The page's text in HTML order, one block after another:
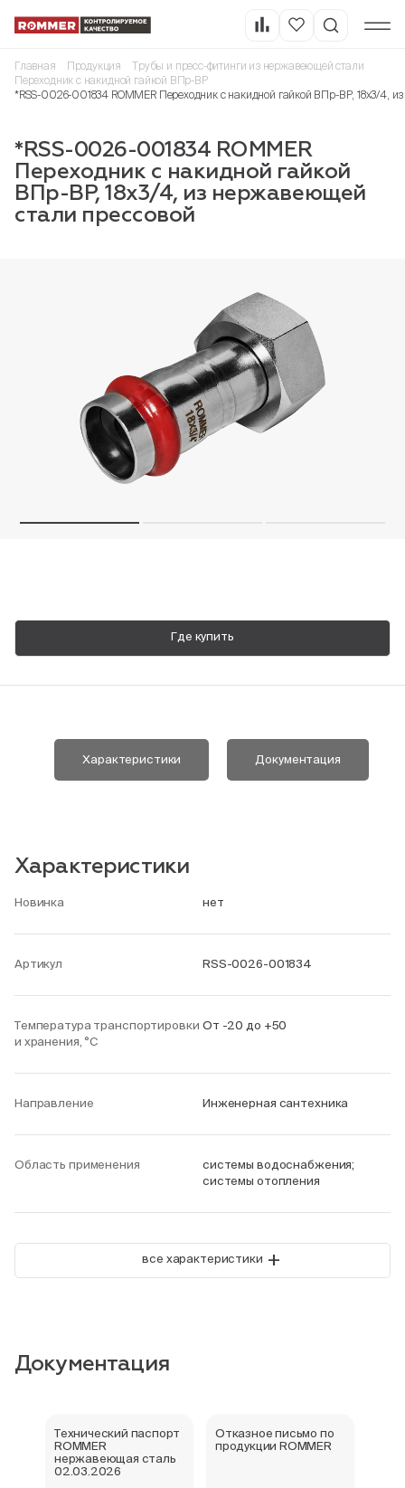
Главная Продукция
Трубы и пресс-фитинги из нержавеющей стали
Переходник с накидной гайкой ВПр-ВР
*RSS-0026-001834 ROMMER Переходник с накидной гайкой ВПр-ВР, 18х3/4,
*RSS-0026-001834 ROMMER
Переходник с накидной гайкой
ВПр-ВР, 18х3/4, из нержавеющей
стали прессовой
Где купить
Характеристики Документация
Характеристики
Новинка нет
Артикул RSS-0026-001834
Температура транспортировки
и хранения, °С
От -20 до +50
Направление Инженерная сантехника
Область применения
системы водоснабжения;
системы отопления
все характеристики +
Документация
Технический паспорт
ROMMER
нержавеющая сталь
02.03.2026
Отказное письмо по
продукции ROMMER